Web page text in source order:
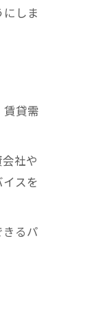
しま
貸需
社や
スを
るパ